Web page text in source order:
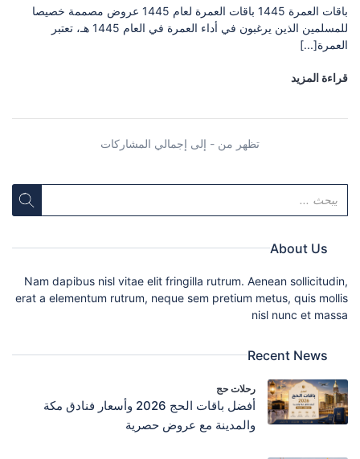
باقات العمرة 1445 باقات العمرة لعام 1445 عروض مصممة خصيصا
للمسلمين الذين يرغبون في أداء العمرة في العام 1445 هـ، تعتبر
العمرة[...]
قراءة المزيد
تظهر من - إلى إجمالي المشاركات
About Us
Nam dapibus nisl vitae elit fringilla rutrum. Aenean sollicitudin,
erat a elementum rutrum, neque sem pretium metus, quis mollis
nisl nunc et massa
Recent News
رحلات حج
أفضل باقات الحج 2026 وأسعار فنادق مكة
والمدينة مع عروض حصرية